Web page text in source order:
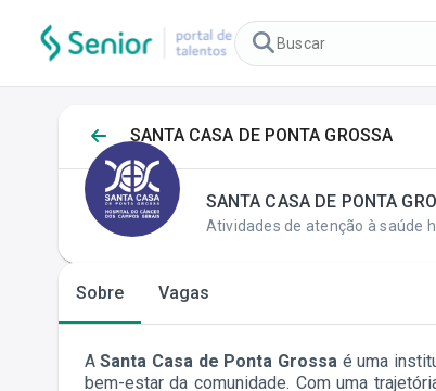
Buscar vagas
SANTA CASA DE PONTA GROSSA
SANTA CASA DE PONTA
Atividades de atenção à saúde
Sobre Vagas
ASanta Casa de Ponta Grossaé uma
bem-estar da comunidade. Com uma